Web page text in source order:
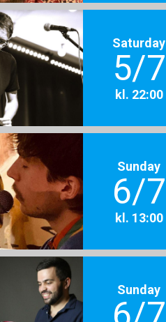
Saturday
5/7
kl. 22:00
Sunday
6/7
kl. 13:00
Sunday